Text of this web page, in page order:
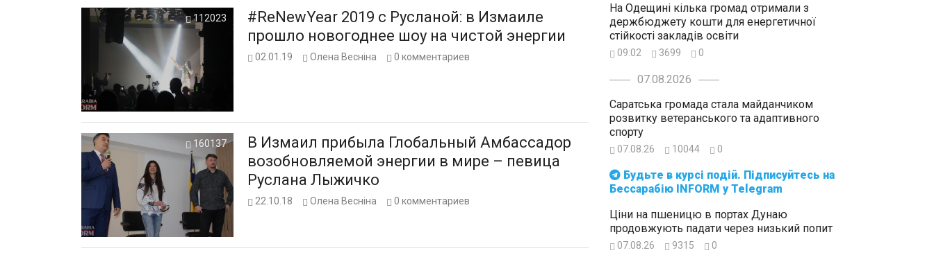
112023
#ReNewYear 2019 с Русланой: в Измаиле
прошло новогоднее шоу на чистой энергии
02.01.19 Олена Весніна 0 комментариев
160137
В Измаил прибыла Глобальный Амбассадор
возобновляемой энергии в мире – певица
Руслана Лыжичко
22.10.18 Олена Весніна 0 комментариев
Бессарабію INFORM у Telegram
На Одещині кілька громад отримали з
держбюджету кошти для енергетичної
стійкості закладів освіти
09:02 3699 0
07.08.2026
Саратська громада стала майданчиком
розвитку ветеранського та адаптивного
спорту
07.08.26 10044 0
Ціни на пшеницю в портах Дунаю
продовжують падати через низький попит
07.08.26 9315 0